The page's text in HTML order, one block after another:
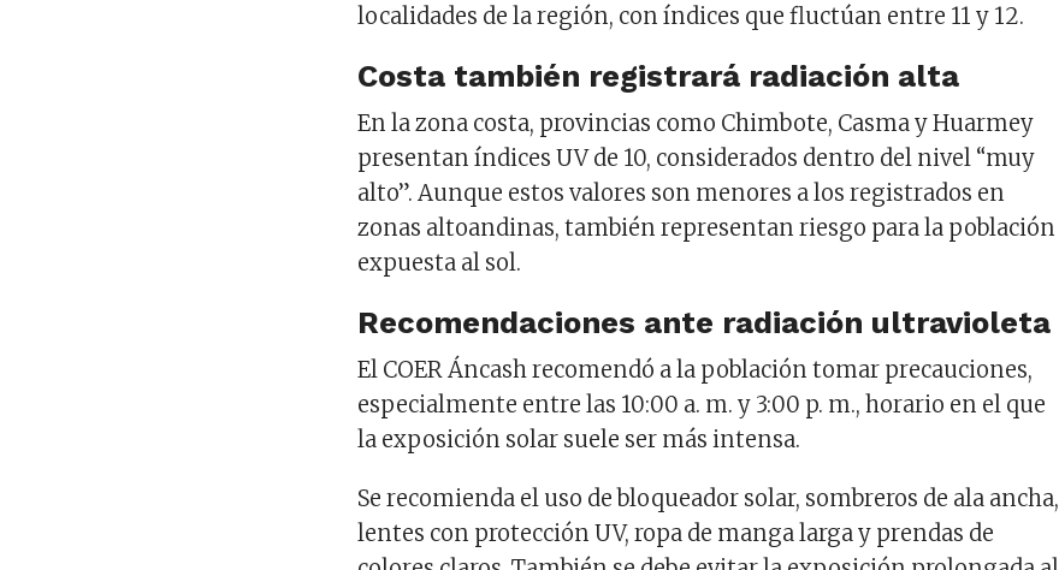
localidades de la región, con índices que fluctúan entre 11 y 12.
Costa también registrará radiación alta
En la zona costa, provincias como Chimbote, Casma y Huarmey
presentan índices UV de 10, considerados dentro del nivel “muy
alto”. Aunque estos valores son menores a los registrados en
zonas altoandinas, también representan riesgo para la población
expuesta al sol.
Recomendaciones ante radiación ultravioleta
El COER Áncash recomendó a la población tomar precauciones,
especialmente entre las 10:00 a. m. y 3:00 p. m., horario en el que
la exposición solar suele ser más intensa.
Se recomienda el uso de bloqueador solar, sombreros de ala ancha,
lentes con protección UV, ropa de manga larga y prendas de